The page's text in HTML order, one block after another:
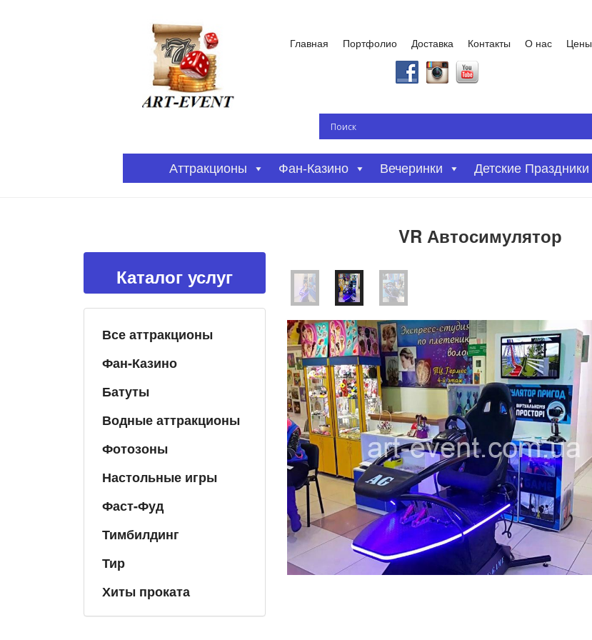
Главная Портфолио Доставка Контакты О нас Цены
Аттракционы Фан-Казино Вечеринки Детские Праздники
VR Автосимулятор
Каталог услуг
Все аттракционы
Фан-Казино
Батуты
Водные аттракционы
Фотозоны
Настольные игры
Фаст-Фуд
Тимбилдинг
Тир
Хиты проката